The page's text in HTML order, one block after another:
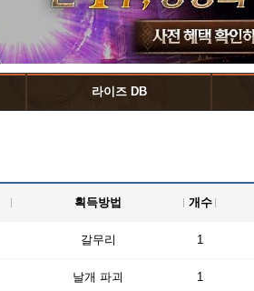
라이즈 DB
획득방법 개수
갈무리 1
날개 파괴 1